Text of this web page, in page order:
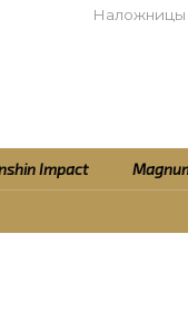
Наложницы
Impact